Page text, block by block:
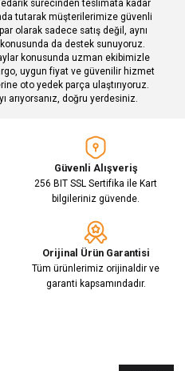
sürecinden teslimata kadar
tutarak müşterilerimize güvenli
olarak sadece satış değil, aynı
da destek sunuyoruz.
konusunda uzman ekibimizle
uygun fiyat ve güvenilir hizmet
oto yedek parça ulaştırıyoruz.
arıyorsanız, doğru yerdesiniz.
Güvenli Alışveriş
256 BIT SSL Sertifika ile Kart
bilgileriniz güvende.
Orijinal Ürün Garantisi
Tüm ürünlerimiz orijinaldir ve
garanti kapsamındadır.